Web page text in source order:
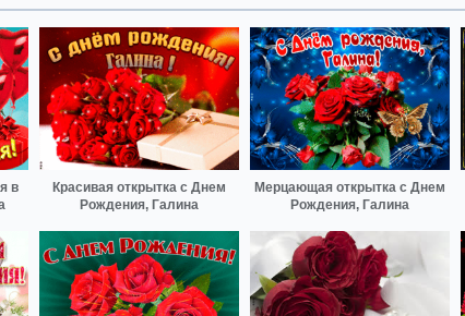
в
Красивая открытка с Днем
Рождения, Галина
Мерцающая открытка с Днем
Рождения, Галина